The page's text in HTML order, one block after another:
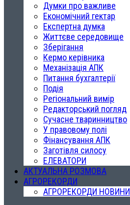
Думки про важливе
Економічний гектар
Експертна думка
Життєве середовище
Зберігання
Кермо керівника
Механізація АПК
Питання бухгалтерії
Подія
Регіональний вимір
Редакторський погляд
Сучасне тваринництво
У правовому полі
Фінансування АПК
Заготівля силосу
ЕЛЕВАТОРИ
АКТУАЛЬНА РОЗМОВА
АГРОРЕКОРДИ
АГРОРЕКОРДИ НОВИНИ